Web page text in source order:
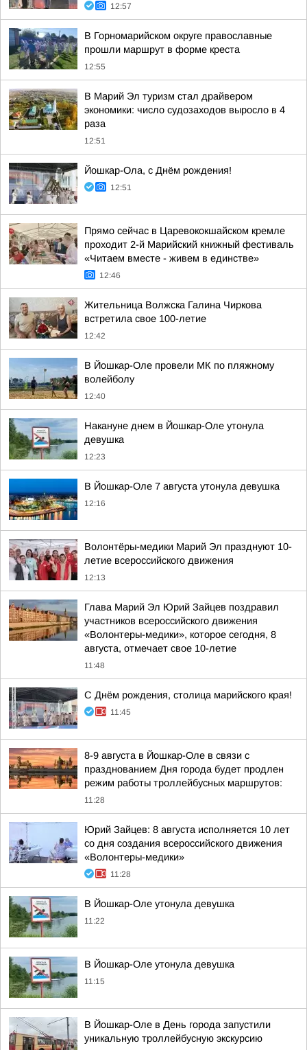
12:57
В Горномарийском округе православные
прошли маршрут в форме креста
12:55
В Марий Эл туризм стал драйвером
экономики: число судозаходов выросло в 4
раза
12:51
Йошкар-Ола, с Днём рождения!
12:51
Прямо сейчас в Царевококшайском кремле
проходит 2-й Марийский книжный фестиваль
«Читаем вместе - живем в единстве»
12:46
Жительница Волжска Галина Чиркова
встретила свое 100-летие
12:42
В Йошкар-Оле провели МК по пляжному
волейболу
12:40
Накануне днем в Йошкар-Оле утонула
девушка
12:23
В Йошкар-Оле 7 августа утонула девушка
12:16
Волонтёры-медики Марий Эл празднуют 10-
летие всероссийского движения
12:13
Глава Марий Эл Юрий Зайцев поздравил
участников всероссийского движения
«Волонтеры-медики», которое сегодня, 8
августа, отмечает свое 10-летие
11:48
С Днём рождения, столица марийского края!
11:45
8-9 августа в Йошкар-Оле в связи с
празднованием Дня города будет продлен
режим работы троллейбусных маршрутов:
11:28
Юрий Зайцев: 8 августа исполняется 10 лет
со дня создания всероссийского движения
«Волонтеры-медики»
11:28
В Йошкар-Оле утонула девушка
11:22
В Йошкар-Оле утонула девушка
11:15
В Йошкар-Оле в День города запустили
уникальную троллейбусную экскурсию